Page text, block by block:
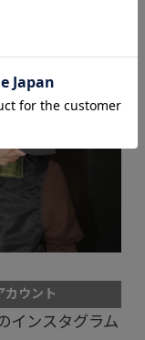
カウント
インスタグラム